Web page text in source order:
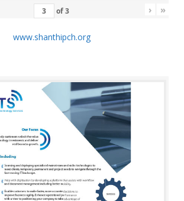
of3 › »
www.shanthipch.org